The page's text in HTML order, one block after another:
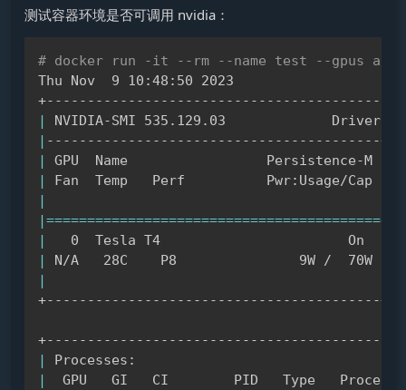
测试容器环境是否可调用 nvidia：
# docker run -it --rm --name test --gpus all
Thu Nov  9 10:48:50 2023
|
NVIDIA-SMI 535.129.03             Driver
|
|
GPU  Name                 Persistence-M
|
Fan  Temp   Perf          Pwr:Usage/Cap
|
| =========================================+
|
   0  Tesla T4                       On
|
N/A   28C    P8               9W /  70W
|
+-----------------------------------------
|
|
GPU   GI   CI        PID   Type